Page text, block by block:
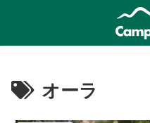
オーラ